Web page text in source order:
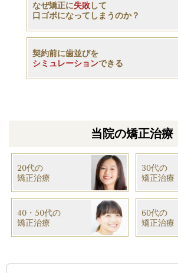
なぜ矯正に失敗して
口ゴボになってしまうのか？
契約前に歯並びを
シミュレーションできる
当院の矯正治療
20代の
矯正治療
30代の
​矯正治療
40・50代の
​矯正治療
60代の
​矯正治療